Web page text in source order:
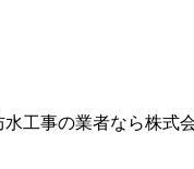
工事の業者なら株式